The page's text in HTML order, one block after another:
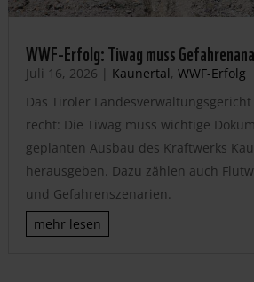
WWF-Erfolg: Tiwag muss
Juli 16, 2026 | Kaunertal, WWF-Erfolg
Das Tiroler
recht: Die Tiwag muss wichtige
geplanten Ausbau des Kraftwerks
herausgeben. Dazu zählen auch
und Gefahrenszenarien.
mehr lesen